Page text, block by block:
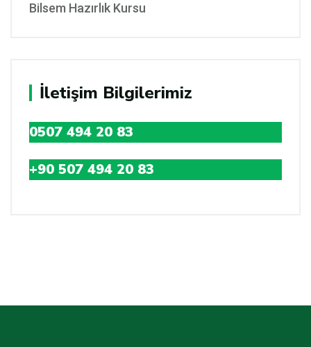
Bilsem Hazırlık Kursu
İletişim Bilgilerimiz
0507 494 20 83
+90 507 494 20 83